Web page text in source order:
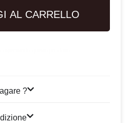
AL CARRELLO
?